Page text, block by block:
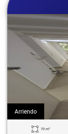
Arriendo
70 m2